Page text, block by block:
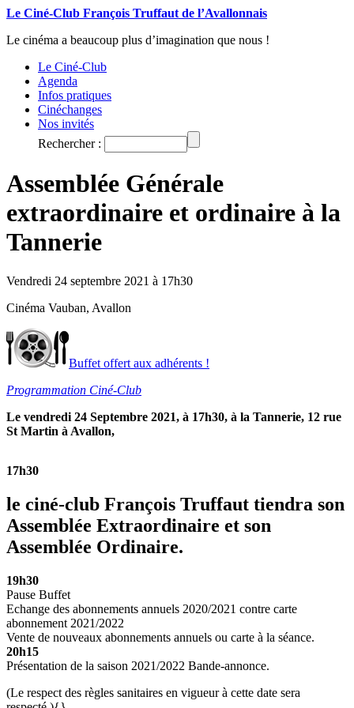
Le Ciné-Club François Truffaut de l’Avallonnais
Le cinéma a beaucoup plus d’imagination que nous !
Le Ciné-Club
Agenda
Infos pratiques
Cinéchanges
Nos invités
Rechercher :
Assemblée Générale
extraordinaire et ordinaire à la
Tannerie
Vendredi 24 septembre 2021 à 17h30
Cinéma Vauban, Avallon
Buffet offert aux adhérents !
Programmation Ciné-Club
Le vendredi 24 Septembre 2021, à 17h30, à la Tannerie, 12 rue
St Martin à Avallon,
17h30
le ciné-club François Truffaut tiendra son
Assemblée Extraordinaire et son
Assemblée Ordinaire.
19h30
Pause Buffet
Echange des abonnements annuels 2020/2021 contre carte
abonnement 2021/2022
Vente de nouveaux abonnements annuels ou carte à la séance.
20h15
Présentation de la saison 2021/2022 Bande-annonce.
(Le respect des règles sanitaires en vigueur à cette date sera